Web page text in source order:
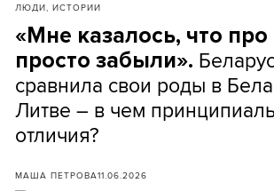
ЛЮДИ, ИСТОРИИ
«Мне казалось, что
просто забыли».
сравнила свои роды в
Литве – в чем
отличия?
МАША ПЕТРОВА11.06.2026